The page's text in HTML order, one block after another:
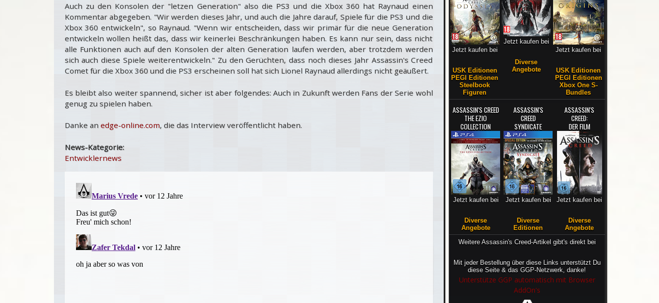
Auch zu den Konsolen der "letzen Generation" also die PS3 und die Xbox 360 hat Raynaud einen
Kommentar abgegeben. "Wir werden dieses Jahr, und auch die Jahre darauf, Spiele für die PS3 und die
Xbox 360 entwickeln", so Raynaud. "Wenn wir entscheiden, dass wir primär für die neue Generation
entwickeln wollen heißt das, dass wir keinerlei Beschränkungen haben. Es kann nur sein, dass nicht
alle Funktionen auch auf den Konsolen der alten Generation laufen werden, aber trotzdem werden
sich auch diese Spiele weiterentwickeln." Zu den Gerüchten, dass noch dieses Jahr Assassin's Creed
Comet für die Xbox 360 und die PS3 erscheinen soll hat sich Lionel Raynaud allerdings nicht geäußert.
Es bleibt also weiter spannend, sicher ist aber folgendes: Auch in Zukunft werden Fans der Serie wohl
genug zu spielen haben.
Danke an edge-online.com, die das Interview veröffentlicht haben.
News-Kategorie:
Entwicklernews
Jetzt kaufen bei
USK Editionen
PEGI Editionen
Steelbook
Figuren
Jetzt kaufen bei
Diverse
Angebote
Jetzt kaufen bei
USK Editionen
PEGI Editionen
Xbox One S-
Bundles
ASSASSIN'S CREED
THE EZIO
COLLECTION
Jetzt kaufen bei
Diverse
Angebote
ASSASSIN'S
CREED
SYNDICATE
Jetzt kaufen bei
Diverse
Editionen
ASSASSIN'S
CREED:
DER FILM
Jetzt kaufen bei
Diverse
Angebote
Weitere Assassin's Creed-Artikel gibt's direkt bei
Mit jeder Bestellung über diese Links unterstützt Du
diese Seite & das GGP-Netzwerk, danke!
Unterstütze GGP automatisch mit Browser
AddOn's